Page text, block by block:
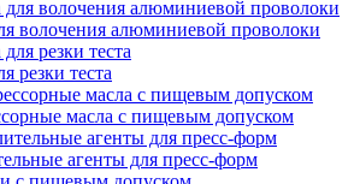
волочения алюминиевой проволоки
резки теста
масла с пищевым допуском
агенты для пресс-форм